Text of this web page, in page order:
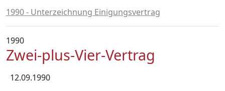
1990 - Unterzeichnung Einigungsvertrag
1990
Zwei-plus-Vier-Vertrag
12.09.1990